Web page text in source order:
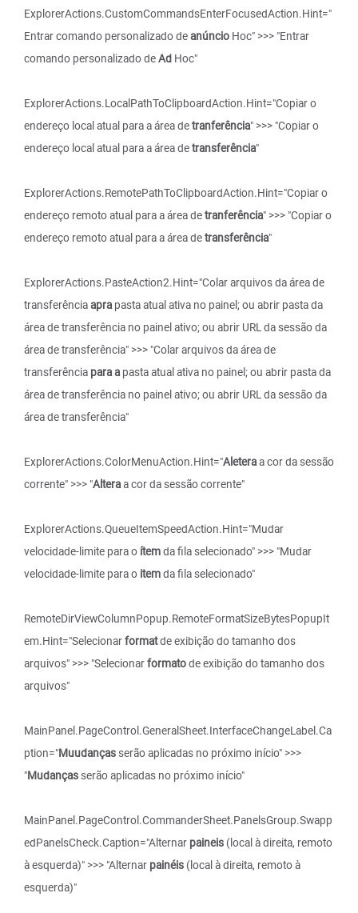
ExplorerActions.CustomCommandsEnterFocusedAction.Hint="
Entrar comando personalizado deanúncio Hoc" >>> "Entrar
comando personalizado deAd Hoc"
ExplorerActions.LocalPathToClipboardAction.Hint="Copiar o
endereço local atual para a área detranferência" >>> "Copiar o
endereço local atual para a área detransferência"
ExplorerActions.RemotePathToClipboardAction.Hint="Copiar o
endereço remoto atual para a área detranferência" >>> "Copiar o
endereço remoto atual para a área detransferência"
ExplorerActions.PasteAction2.Hint="Colar arquivos da área de
transferênciaaprapasta atual ativa no painel; ou abrir pasta da
área de transferência no painel ativo; ou abrir URL da sessão da
área de transferência" >>> "Colar arquivos da área de
transferência para apasta atual ativa no painel; ou abrir pasta da
área de transferência no painel ativo; ou abrir URL da sessão da
área de transferência"
ExplorerActions.ColorMenuAction.Hint="Aleteraa cor da sessão
corrente" >>> "Alteraa cor da sessão corrente"
ExplorerActions.QueueItemSpeedAction.Hint="Mudar
velocidade-limite para o ítemda fila selecionado" >>> "Mudar
velocidade-limite para o itemda fila selecionado"
RemoteDirViewColumnPopup.RemoteFormatSizeBytesPopupIt
em.Hint="Selecionarformatde exibição do tamanho dos
arquivos" >>> "Selecionarformatode exibição do tamanho dos
arquivos"
MainPanel.PageControl.GeneralSheet.InterfaceChangeLabel.Ca
ption="Muudançasserão aplicadas no próximo início" >>>
"Mudançasserão aplicadas no próximo início"
MainPanel.PageControl.CommanderSheet.PanelsGroup.Swapp
edPanelsCheck.Caption="Alternar paineis (local à direita, remoto
à esquerda)" >>> "Alternar painéis (local à direita, remoto à
esquerda)"